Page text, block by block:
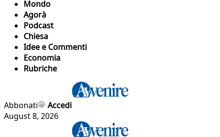
Mondo
Agorà
Podcast
Chiesa
Idee e Commenti
Economia
Rubriche
Abbonati
Accedi
August 8, 2026